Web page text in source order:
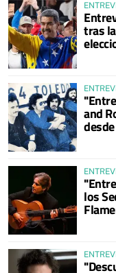
tras
and
los